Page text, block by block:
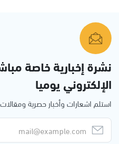
نشرة إخبارية خاصة
الإلكتروني يوميا
استلم اشعارات وأخبار حصرية